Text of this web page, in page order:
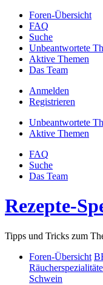
Foren-Übersicht
FAQ
Suche
Unbeantwortete
Aktive Themen
Das Team
Anmelden
Registrieren
Unbeantwortete
Aktive Themen
FAQ
Suche
Das Team
Rezepte-
Tipps und Tricks zum
Foren-Übersicht
Schwein